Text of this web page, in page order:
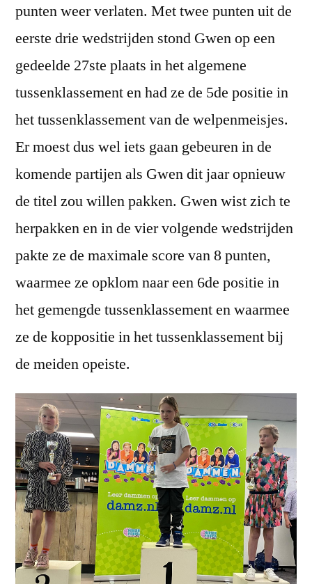
punten weer verlaten. Met twee punten uit de
eerste drie wedstrijden stond Gwen op een
gedeelde 27ste plaats in het algemene
tussenklassement en had ze de 5de positie in
het tussenklassement van de welpenmeisjes.
Er moest dus wel iets gaan gebeuren in de
komende partijen als Gwen dit jaar opnieuw
de titel zou willen pakken. Gwen wist zich te
herpakken en in de vier volgende wedstrijden
pakte ze de maximale score van 8 punten,
waarmee ze opklom naar een 6de positie in
het gemengde tussenklassement en waarmee
ze de koppositie in het tussenklassement bij
de meiden opeiste.